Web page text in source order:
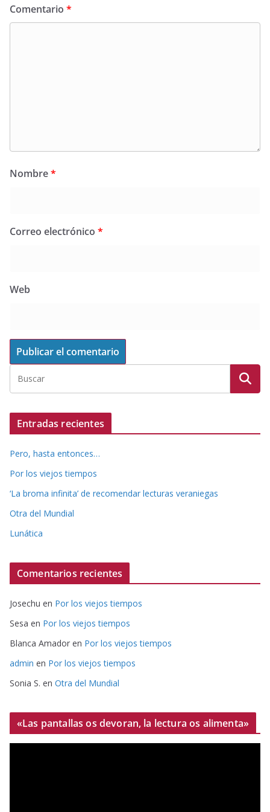
Comentario *
Nombre*
Correo electrónico *
Web
Entradas recientes
Pero, hasta entonces…
Por los viejos tiempos
‘La broma infinita’ de recomendar lecturas veraniegas
Otra del Mundial
Lunática
Comentarios recientes
Josechu en Por los viejos tiempos
Sesa en Por los viejos tiempos
Blanca Amador en Por los viejos tiempos
admin en Por los viejos tiempos
Sonia S. en Otra del Mundial
«Las pantallas os devoran, la lectura os alimenta»